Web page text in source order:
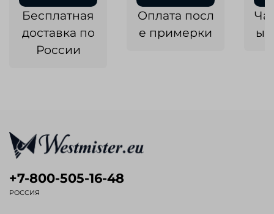
Бесплатная
доставка по
России
Оплата посл
е примерки
+7-800-505-16-48
РОССИЯ